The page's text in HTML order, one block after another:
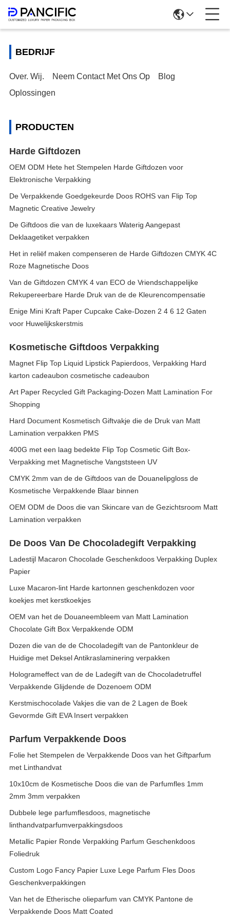
BEDRIJF
Over. Wij. Neem Contact Met Ons Op
Blog
Oplossingen
PRODUCTEN
Harde Giftdozen
OEM ODM Hete het Stempelen Harde Giftdozen voor
Elektronische Verpakking
De Verpakkende Goedgekeurde Doos ROHS van Flip Top
Magnetic Creative Jewelry
De Giftdoos die van de luxekaars Waterig Aangepast
Deklaagetiket verpakken
Het in reliëf maken compenseren de Harde Giftdozen CMYK 4C
Roze Magnetische Doos
Van de Giftdozen CMYK 4 van ECO de Vriendschappelijke
Rekupereerbare Harde Druk van de de Kleurencompensatie
Enige Mini Kraft Paper Cupcake Cake-Dozen 2 4 6 12 Gaten
voor Huwelijkskerstmis
Kosmetische Giftdoos Verpakking
Magnet Flip Top Liquid Lipstick Papierdoos, Verpakking Hard
karton cadeaubon cosmetische cadeaubon
Art Paper Recycled Gift Packaging-Dozen Matt Lamination For
Shopping
Hard Document Kosmetisch Giftvakje die de Druk van Matt
Lamination verpakken PMS
400G met een laag bedekte Flip Top Cosmetic Gift Box-
Verpakking met Magnetische Vangststeen UV
CMYK 2mm van de de Giftdoos van de Douanelipgloss de
Kosmetische Verpakkende Blaar binnen
OEM ODM de Doos die van Skincare van de Gezichtsroom Matt
Lamination verpakken
De Doos Van De Chocoladegift Verpakking
Ladestijl Macaron Chocolade Geschenkdoos Verpakking Duplex
Papier
Luxe Macaron-lint Harde kartonnen geschenkdozen voor
koekjes met kerstkoekjes
OEM van het de Douaneembleem van Matt Lamination
Chocolate Gift Box Verpakkende ODM
Dozen die van de de Chocoladegift van de Pantonkleur de
Huidige met Deksel Antikraslaminering verpakken
Hologrameffect van de de Ladegift van de Chocoladetruffel
Verpakkende Glijdende de Dozenoem ODM
Kerstmischocolade Vakjes die van de 2 Lagen de Boek
Gevormde Gift EVA Insert verpakken
Parfum Verpakkende Doos
Folie het Stempelen de Verpakkende Doos van het Giftparfum
met Linthandvat
10x10cm de Kosmetische Doos die van de Parfumfles 1mm
2mm 3mm verpakken
Dubbele lege parfumflesdoos, magnetische
linthandvatparfumverpakkingsdoos
Metallic Papier Ronde Verpakking Parfum Geschenkdoos
Foliedruk
Custom Logo Fancy Papier Luxe Lege Parfum Fles Doos
Geschenkverpakkingen
Van het de Etherische olieparfum van CMYK Pantone de
Verpakkende Doos Matt Coated